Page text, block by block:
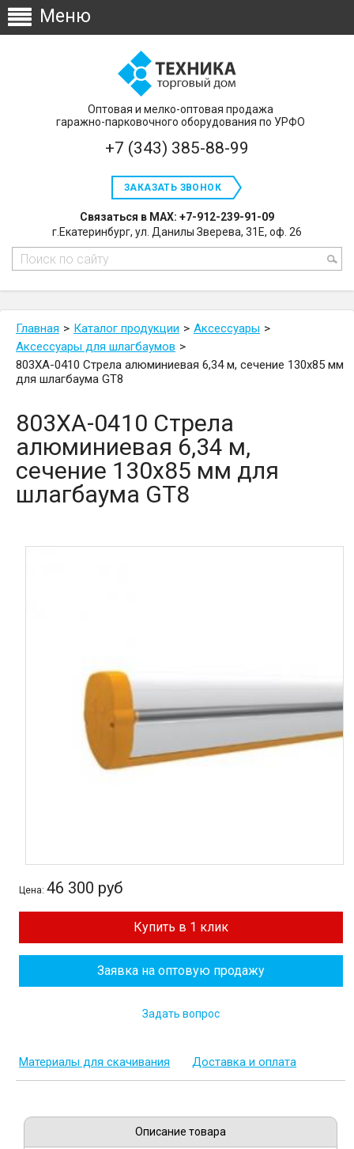
Оптовая и мелко-оптовая продажа
гаражно-парковочного оборудования по УРФО
+7 (343) 385-88-99
ЗАКАЗАТЬ ЗВОНОК
Связаться в MAX: +7-912-239-91-09
г.Екатеринбург, ул. Данилы Зверева, 31Е, оф. 26
Главная Каталог продукции
Аксессуары
Аксессуары для шлагбаумов
803XA-0410 Стрела алюминиевая 6,34 м, сечение 130х85 мм
для шлагбаума GT8
803XA-0410 Стрела
алюминиевая 6,34 м,
сечение 130х85 мм для
шлагбаума GT8
Цена:46 300 руб
Купить в 1 клик
Заявка на оптовую продажу
Задать вопрос
Материалы для скачивания Доставка и оплата
Описание товара